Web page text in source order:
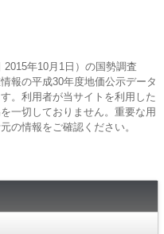
年10月1日）の国勢調査
報の平成30年度地価公示データ
。利用者が当サイトを利用した
一切しておりません。重要な用
の情報をご確認ください。